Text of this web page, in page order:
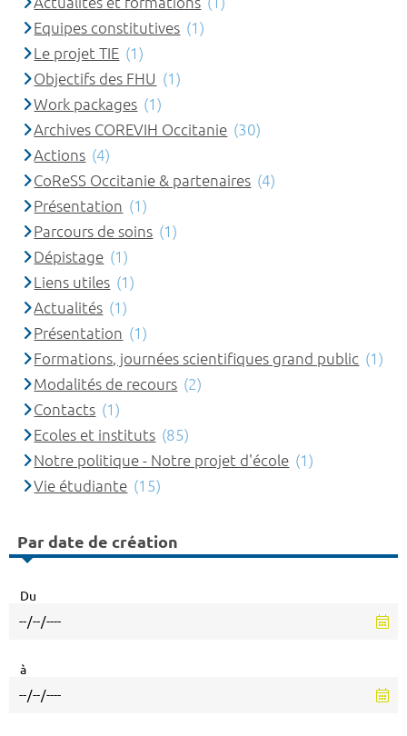
Equipes constitutives (1)
Le projet TIE (1)
Objectifs des FHU (1)
Work packages (1)
Archives COREVIH Occitanie (30)
Actions (4)
CoReSS Occitanie & partenaires (4)
Présentation (1)
Parcours de soins (1)
Dépistage (1)
Liens utiles (1)
Actualités (1)
Présentation (1)
Formations, journées scientifiques grand public (1)
Modalités de recours (2)
Contacts (1)
Ecoles et instituts (85)
Notre politique - Notre projet d'école (1)
Vie étudiante (15)
Par date de création
Du
à